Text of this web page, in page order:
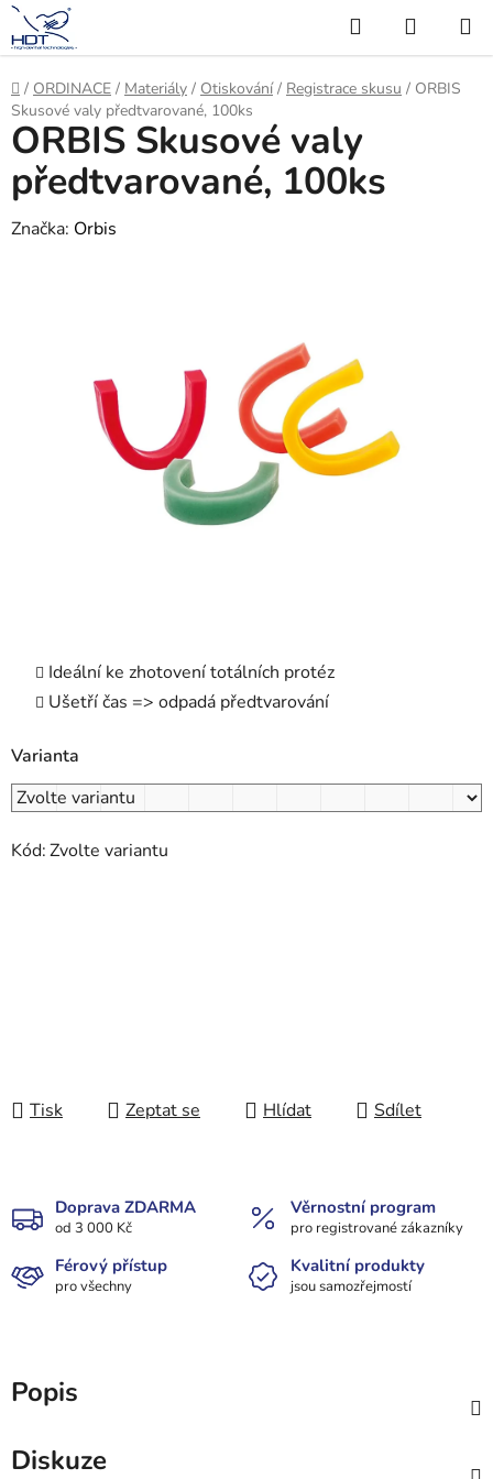
Přejít
na
obsah
Hledat
KOŠÍK
Domů
/ ORDINACE / Materiály / Otiskování / Registrace skusu / ORBIS
Skusové valy předtvarované, 100ks
Ideální ke zhotovení totálních protéz
Ušetří čas => odpadá předtvarování
Varianta
Kód:Zvolte variantu
Tisk Zeptat se Hlídat Sdílet
ORBIS Skusové valy
předtvarované, 100ks
Značka: Orbis
Doprava ZDARMA
od 3 000 Kč
Věrnostní program
pro registrované zákazníky
Férový přístup
pro všechny
Kvalitní produkty
jsou samozřejmostí
Popis
Diskuze